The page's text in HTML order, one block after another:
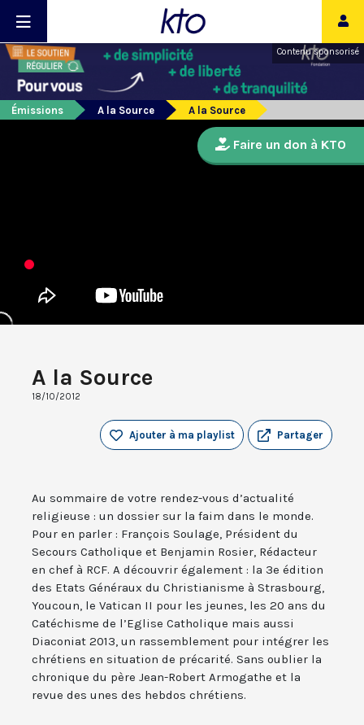
Contenu sponsorisé
Émissions A la Source A la Source
A la Source
18/10/2012
Partager
Ajouter à ma playlist
Au sommaire de votre rendez-vous d’actualité
religieuse : un dossier sur la faim dans le monde.
Pour en parler : François Soulage, Président du
Secours Catholique et Benjamin Rosier, Rédacteur
en chef à RCF. A découvrir également : la 3e édition
des Etats Généraux du Christianisme à Strasbourg,
Youcoun, le Vatican II pour les jeunes, les 20 ans du
Catéchisme de l’Eglise Catholique mais aussi
Diaconiat 2013, un rassemblement pour intégrer les
chrétiens en situation de précarité. Sans oublier la
chronique du père Jean-Robert Armogathe et la
revue des unes des hebdos chrétiens.
Faire un don à KTO